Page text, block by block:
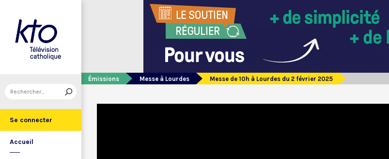
Se connecter
Accueil
Émissions Messe à Lourdes Messe de 10h à Lourdes du 2 février 2025